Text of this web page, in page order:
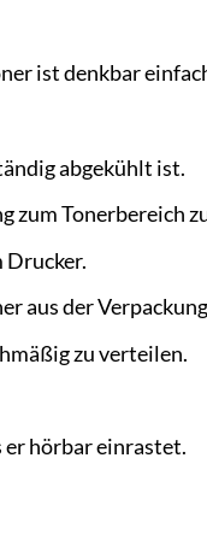
ist denkbar
abgekühlt ist.
zum Tonerbereich
Drucker.
aus der
zu verteilen.
er hörbar einrastet.